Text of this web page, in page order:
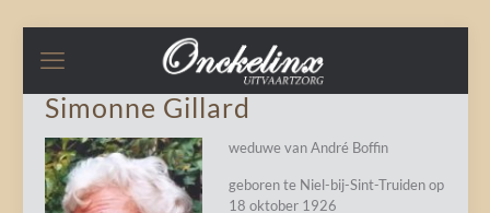
Simonne Gillard
weduwe van André Boffin
geboren te Niel-bij-Sint-Truiden op
18 oktober 1926